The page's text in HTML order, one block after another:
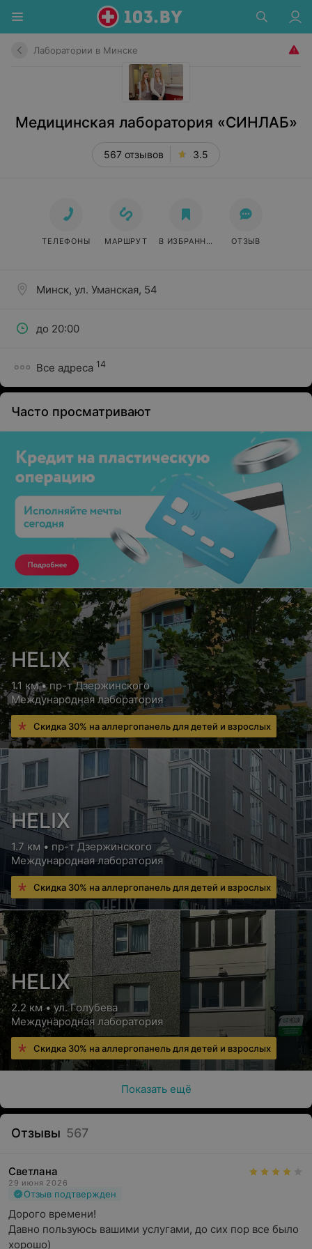
Лаборатории в Минске
Медицинская лаборатория «СИНЛАБ»
567 отзывов 3.5
Минск, ул. Уманская, 54
до 20:00
Все адреса 14
ТЕЛЕФОНЫ МАРШРУТ В ИЗБРАННОЕ ОТЗЫВ
Часто просматривают
HELIX
1.1 км • пр-т Дзержинского
Международная лаборатория
Скидка 30% на аллергопанель для детей и взрослых
HELIX
1.7 км • пр-т Дзержинского
Международная лаборатория
Скидка 30% на аллергопанель для детей и взрослых
HELIX
2.2 км • ул. Голубева
Международная лаборатория
Скидка 30% на аллергопанель для детей и взрослых
Показать ещё
Отзывы 567
Светлана
29 июня 2026
Отзыв подтвержден
Дорого времени!
Давно пользуюсь вашими услугами, до сих пор все было
хорошо)